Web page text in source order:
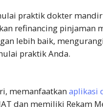
praktik dokter
refinancing pinjaman
lebih baik,
praktik Anda.
memanfaatkanaplikasi
dan memiliki Rekam